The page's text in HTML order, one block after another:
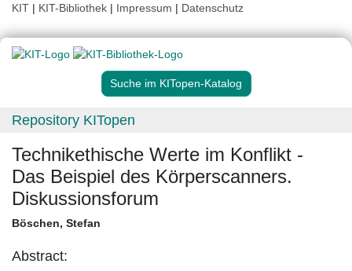
KIT | KIT-Bibliothek | Impressum | Datenschutz
Suche im KITopen-Katalog
Repository KITopen
Technikethische Werte im Konflikt -
Das Beispiel des Körperscanners.
Diskussionsforum
Böschen, Stefan
Abstract: